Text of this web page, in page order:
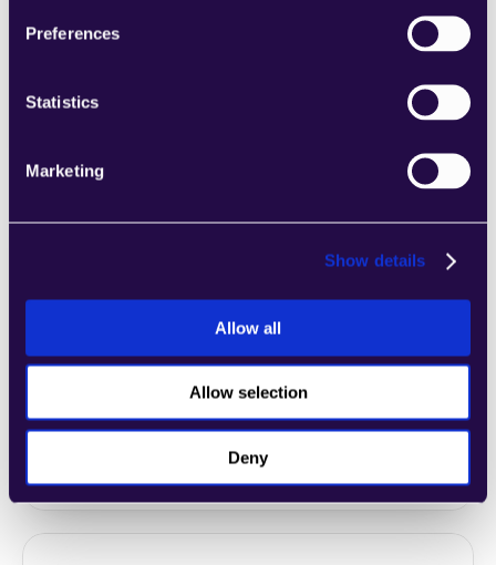
Preferences
Statistics
Marketing
Show details
Allow all
Allow selection
Deny
zusammenzustellen, die den
Unternehmens entsprechen.
2markdown
Kombinieren Sie Abschnitte aus einer Reihe
von Kategorien, um Seiten einfach
Anforderungen Ihres wachsenden
Unternehmens entsprechen.